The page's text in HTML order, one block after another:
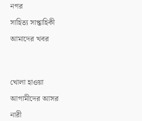
নগর
সাহিত্য সাপ্তাহিকী
আমাদের খবর
খোলা হাওয়া
আগামীদের আসর
নারী